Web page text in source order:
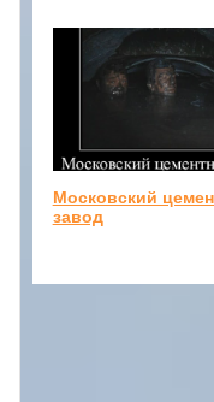
Московский
завод